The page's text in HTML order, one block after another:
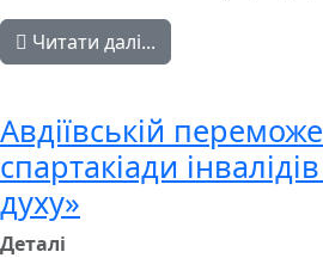
Читати далі...
Авдіївській
спартакіади
духу»
Деталі